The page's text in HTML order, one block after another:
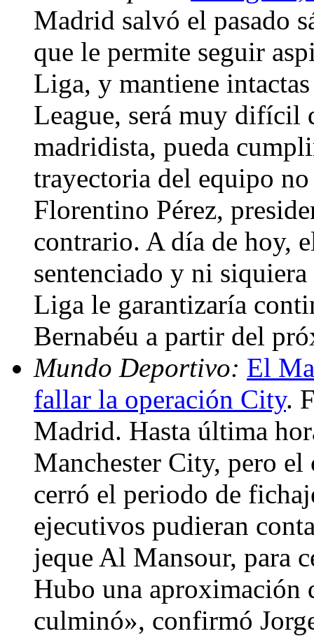
Madrid salvó el pasado
que le permite seguir
Liga, y mantiene
League, será muy difícil
madridista, pueda
trayectoria del equipo no
Florentino Pérez,
contrario. A día de hoy,
sentenciado y ni
Liga le garantizaría
Bernabéu a partir del
Mundo Deportivo: El
fallar la operación City.
Madrid. Hasta última
Manchester City, pero
cerró el periodo de
ejecutivos pudieran
jeque Al Mansour, para
Hubo una aproximación
culminó», confirmó